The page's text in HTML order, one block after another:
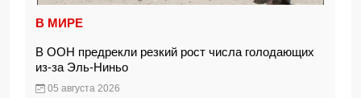
В МИРЕ
В ООН предрекли резкий рост числа голодающих
из-за Эль-Ниньо
05 августа 2026